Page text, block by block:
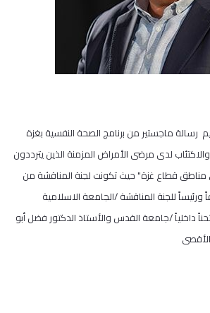
رسالة ماجستير من برنامج الصحة النفسية بغزة
لدى مرضى الأمراض المزمنة الذين يترددون
مناطق قطاع غزة" حيث تكونت لجنة المناقشة من
للجنة المناقشة /الجامعة الاسلامية
داخلياً /جامعة القدس والأستاذ الدكتور فضل أبو